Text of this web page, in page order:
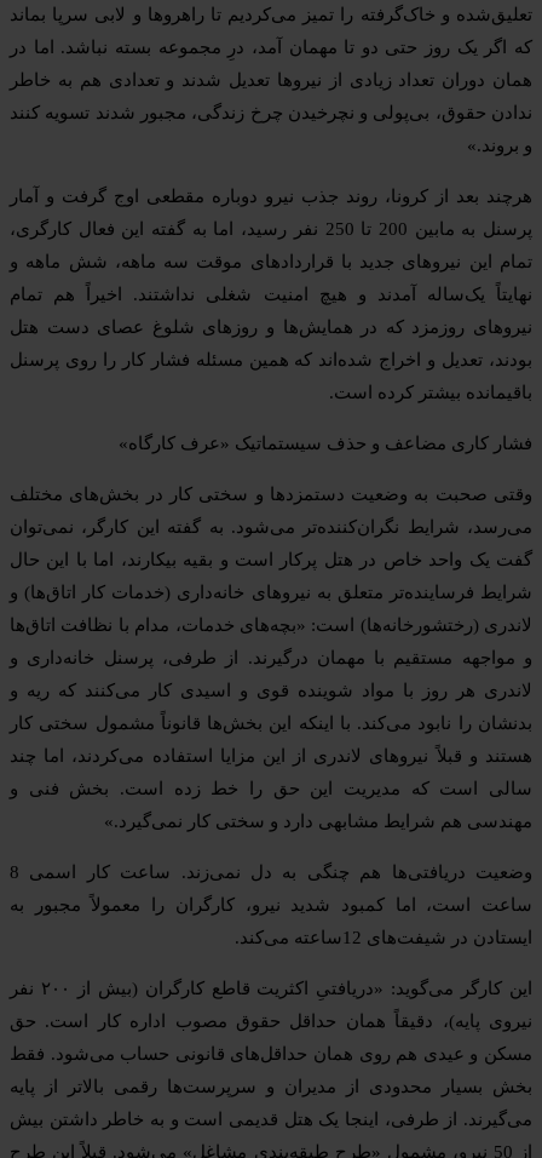
تعلیق‌شده و خاک‌گرفته را تمیز می‌کردیم تا راهروها و لابی سرپا بماند
که اگر یک روز حتی دو تا مهمان آمد، درِ مجموعه بسته نباشد. اما در
همان دوران تعداد زیادی از نیروها تعدیل شدند و تعدادی هم به خاطر
ندادن حقوق، بی‌پولی و نچرخیدن چرخ زندگی، مجبور شدند تسویه کنند
و بروند.»
هرچند بعد از کرونا، روند جذب نیرو دوباره مقطعی اوج گرفت و آمار
پرسنل به مابین 200 تا 250 نفر رسید، اما به گفته این فعال کارگری،
تمام این نیروهای جدید با قراردادهای موقت سه ماهه، شش ماهه و
نهایتاً یک‌ساله آمدند و هیچ امنیت شغلی نداشتند. اخیراً هم تمام
نیروهای روزمزد که در همایش‌ها و روزهای شلوغ عصای دست هتل
بودند، تعدیل و اخراج شده‌اند که همین مسئله فشار کار را روی پرسنل
باقیمانده بیشتر کرده است.
فشار کاری مضاعف و حذف سیستماتیک «عرف کارگاه»
وقتی صحبت به وضعیت دستمزدها و سختی کار در بخش‌های مختلف
می‌رسد، شرایط نگران‌کننده‌تر می‌شود. به گفته این کارگر، نمی‌توان
گفت یک واحد خاص در هتل پرکار است و بقیه بیکارند، اما با این حال
شرایط فرساینده‌تر متعلق به نیروهای خانه‌داری (خدمات کار اتاق‌ها) و
لاندری (رختشورخانه‌ها) است: «بچه‌های خدمات، مدام با نظافت اتاق‌ها
و مواجهه مستقیم با مهمان درگیرند. از طرفی، پرسنل خانه‌داری و
لاندری هر روز با مواد شوینده قوی و اسیدی کار می‌کنند که ریه و
بدنشان را نابود می‌کند. با اینکه این بخش‌ها قانوناً مشمول سختی کار
هستند و قبلاً نیروهای لاندری از این مزایا استفاده می‌کردند، اما چند
سالی است که مدیریت این حق را خط زده است. بخش فنی و
مهندسی هم شرایط مشابهی دارد و سختی کار نمی‌گیرد.»
وضعیت دریافتی‌ها هم چنگی به دل نمی‌زند. ساعت کار اسمی 8
ساعت است، اما کمبود شدید نیرو، کارگران را معمولاً مجبور به
ایستادن در شیفت‌های 12ساعته می‌کند.
این کارگر می‌گوید: «دریافتیِ اکثریت قاطع کارگران (بیش از ۲۰۰ نفر
نیروی پایه)، دقیقاً همان حداقل حقوق مصوب اداره کار است. حق
مسکن و عیدی هم روی همان حداقل‌های قانونی حساب می‌شود. فقط
بخش بسیار محدودی از مدیران و سرپرست‌ها رقمی بالاتر از پایه
می‌گیرند. از طرفی، اینجا یک هتل قدیمی است و به خاطر داشتن بیش
از 50 نیرو، مشمول «طرح طبقه‌بندی مشاغل» می‌شود. قبلاً این طرح